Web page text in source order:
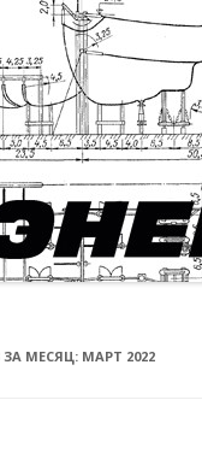
ЗА МЕСЯЦ: МАРТ 2022